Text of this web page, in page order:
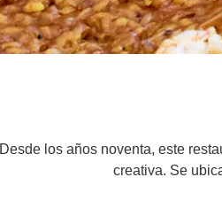
Desde los años noventa, este
creativa. Se